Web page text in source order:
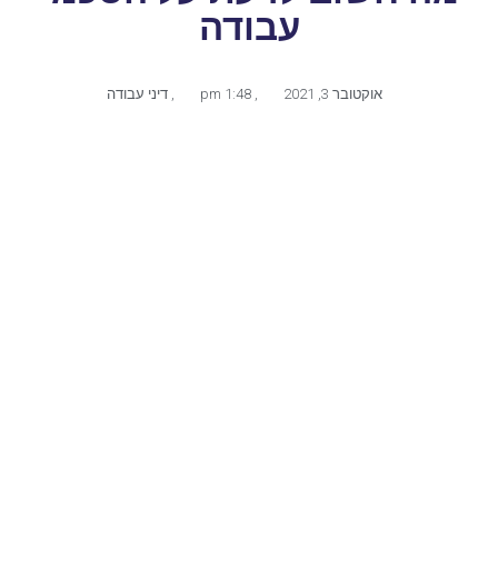
עבודה
אוקטובר 3, 2021 דיני עבודה